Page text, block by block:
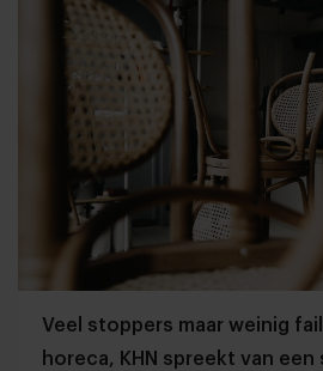
Veel stoppers maar weinig
horeca, KHN spreekt van